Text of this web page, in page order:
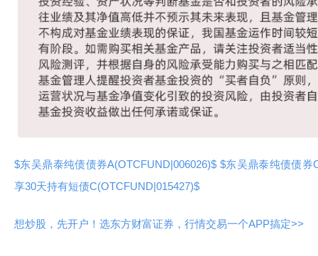
$东吴鼎泰纯债债券A(OTCFUND|006026)$ $东吴鼎泰纯债债券
享30天持有短债C(OTCFUND|015427)$
想炒股，先开户！选东方财富证券，行情交易一个APP搞定>>